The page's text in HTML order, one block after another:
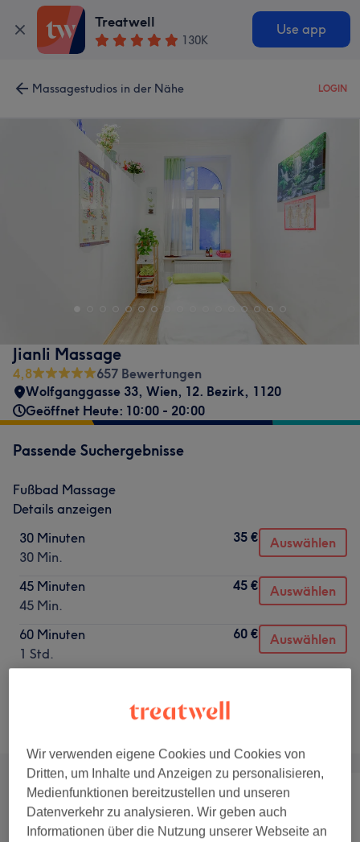
Treatwell
130K
Use app
Massagestudios in der Nähe LOGIN
Jianli Massage
4,8
657 Bewertungen
Wolfganggasse 33, Wien, 12. Bezirk, 1120
Geöffnet Heute: 10:00 - 20:00
Passende Suchergebnisse
Fußbad Massage
Details anzeigen
30 Minuten
30 Min.
35 € Auswählen
45 Minuten
45 Min.
45 € Auswählen
60 Minuten
1 Std.
60 € Auswählen
Nicht gefunden wonach du gesucht hast?
Wir verwenden eigene Cookies und Cookies von
Dritten, um Inhalte und Anzeigen zu personalisieren,
Medienfunktionen bereitzustellen und unseren
Datenverkehr zu analysieren. Wir geben auch
Informationen über die Nutzung unserer Webseite an